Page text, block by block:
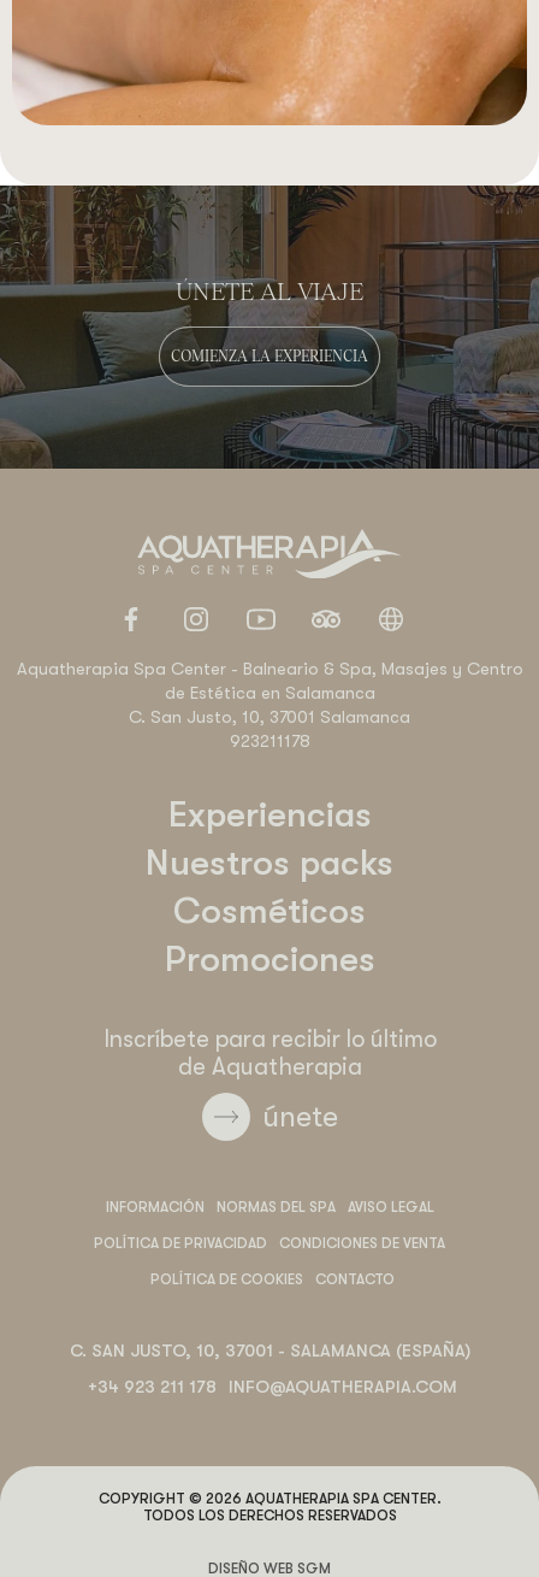
ÚNETE AL VIAJE
COMIENZA LA EXPERIENCIA
Aquatherapia Spa Center - Balneario & Spa, Masajes y Centro
de Estética en Salamanca
C. San Justo, 10, 37001 Salamanca
923211178
Experiencias
Nuestros packs
Cosméticos
Promociones
Inscríbete para recibir lo último
de Aquatherapia
únete
INFORMACIÓN NORMAS DEL SPA AVISO LEGAL
POLÍTICA DE PRIVACIDAD CONDICIONES DE VENTA
POLÍTICA DE COOKIES CONTACTO
C. SAN JUSTO, 10, 37001 - SALAMANCA (ESPAÑA)
+34 923 211 178
INFO@AQUATHERAPIA.COM
COPYRIGHT © 2026 AQUATHERAPIA SPA CENTER.
TODOS LOS DERECHOS RESERVADOS
DISEÑO WEB SGM